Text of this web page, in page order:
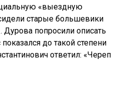
«выездную
старые большевики
Дурова попросили описать
до такой степени
ответил: «Череп